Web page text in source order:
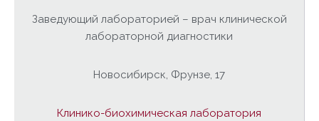
Заведующий лабораторией – врач клинической
лабораторной диагностики
Новосибирск, Фрунзе, 17
Клинико-биохимическая лаборатория